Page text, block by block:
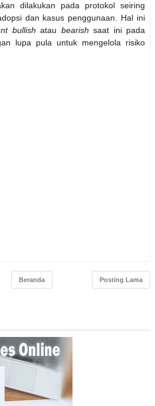
dilakukan pada protokol seiring
dan kasus penggunaan. Hal ini
bullish atau bearish saat ini pada
lupa pula untuk mengelola risiko
Posting Lama
Beranda